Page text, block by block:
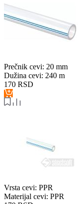
Prečnik cevi: 20 mm
Dužina cevi: 240 m
170 RSD
Vrsta cevi: PPR
Materijal cevi: PPR